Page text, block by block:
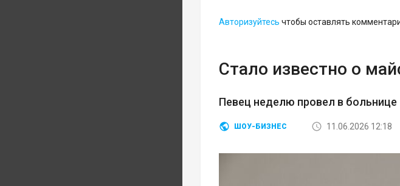
Авторизуйтесь чтобы оставлять
Стало известно о
Певец неделю провел в больнице
ШОУ-БИЗНЕС 11.06.2026 12:18